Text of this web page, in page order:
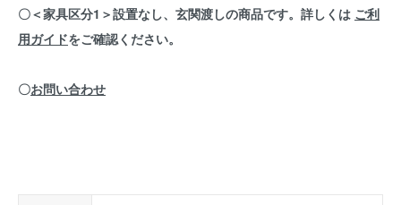
〇＜家具区分1＞設置なし、玄関渡しの商品です。詳しくは ご利
用ガイドをご確認ください。
〇お問い合わせ